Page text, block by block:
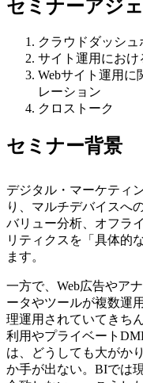
セミナーアジ
クラウドダッシ
サイト運用にお
Webサイト運用に
レーション
クロストーク
セミナー背景
デジタル・マーケティ
り、マルチデバイスへ
バリュー分析、オフラ
リティクスを「具体的
ます。
一方で、Web広告やア
ータやツールが複数運
理運用されていてきち
利用やプライベート
は、どうしても大がか
か手が出ない。BIでは